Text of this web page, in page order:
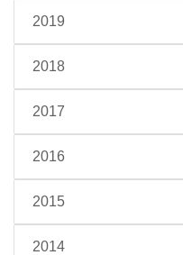
2019
2018
2017
2016
2015
2014